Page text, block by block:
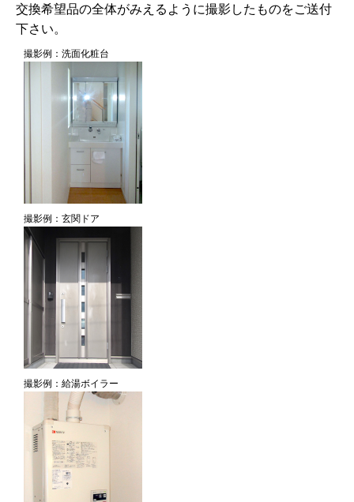
交換希望品の全体がみえるように撮影したものをご送付
下さい。
撮影例：洗面化粧台
撮影例：玄関ドア
撮影例：給湯ボイラー